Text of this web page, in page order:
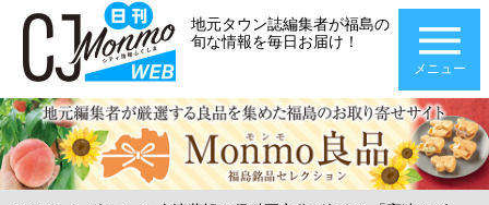
地元タウン誌編集者が福島の
旬な情報を毎日お届け！
メニュー